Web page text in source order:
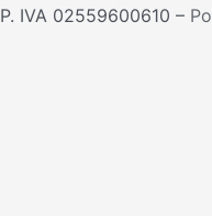
P. IVA 02559600610 –